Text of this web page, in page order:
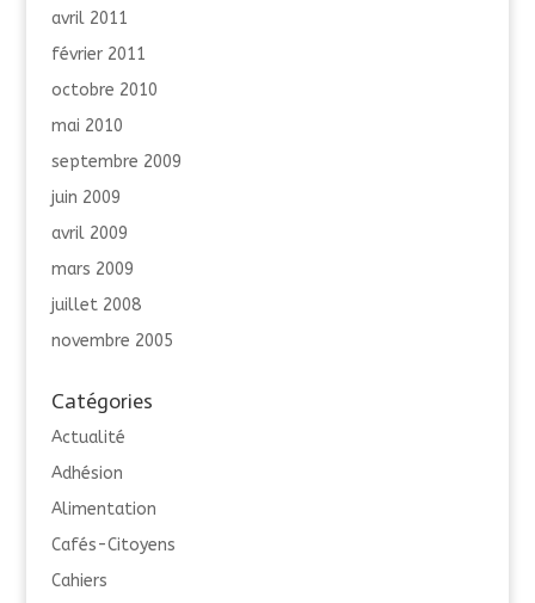
avril 2011
février 2011
octobre 2010
mai 2010
septembre 2009
juin 2009
avril 2009
mars 2009
juillet 2008
novembre 2005
Catégories
Actualité
Adhésion
Alimentation
Cafés-Citoyens
Cahiers